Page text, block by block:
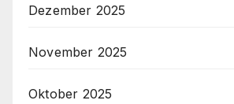
Dezember 2025
November 2025
Oktober 2025